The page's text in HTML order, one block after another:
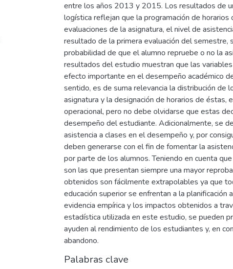
entre los años 2013 y 2015. Los resultados de
logística reflejan que la programación de horarios
evaluaciones de la asignatura, el nivel de
resultado de la primera evaluación del semestre,
probabilidad de que el alumno repruebe o no la
resultados del estudio muestran que las
efecto importante en el desempeño académico
sentido, es de suma relevancia la distribución de
asignatura y la designación de horarios de éstas,
operacional, pero no debe olvidarse que estas
desempeño del estudiante. Adicionalmente, se
asistencia a clases en el desempeño y, por
deben generarse con el fin de fomentar la
por parte de los alumnos. Teniendo en cuenta
son las que presentan siempre una mayor
obtenidos son fácilmente extrapolables ya que
educación superior se enfrentan a la planificación
evidencia empírica y los impactos obtenidos a
estadística utilizada en este estudio, se pueden
ayuden al rendimiento de los estudiantes y, en
abandono.
Palabras clave